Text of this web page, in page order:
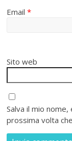
Email*
Sito web
Salva il mio
prossima volta